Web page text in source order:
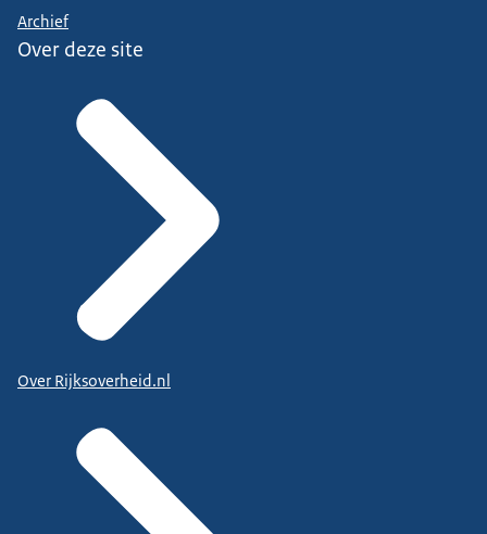
Archief
Over deze site
Over Rijksoverheid.nl